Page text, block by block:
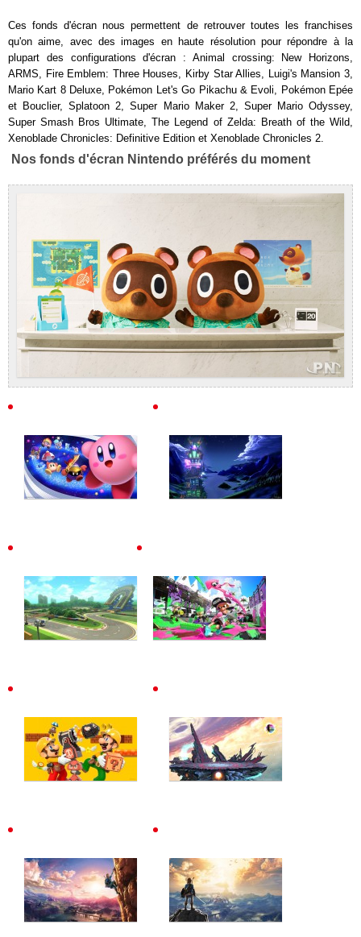
Ces fonds d'écran nous permettent de retrouver toutes les franchises
qu'on aime, avec des images en haute résolution pour répondre à la
plupart des configurations d'écran : Animal crossing: New Horizons,
ARMS, Fire Emblem: Three Houses, Kirby Star Allies, Luigi's Mansion 3,
Mario Kart 8 Deluxe, Pokémon Let's Go Pikachu & Evoli, Pokémon Epée
et Bouclier, Splatoon 2, Super Mario Maker 2, Super Mario Odyssey,
Super Smash Bros Ultimate, The Legend of Zelda: Breath of the Wild,
Xenoblade Chronicles: Definitive Edition et Xenoblade Chronicles 2.
Nos fonds d'écran Nintendo préférés du moment